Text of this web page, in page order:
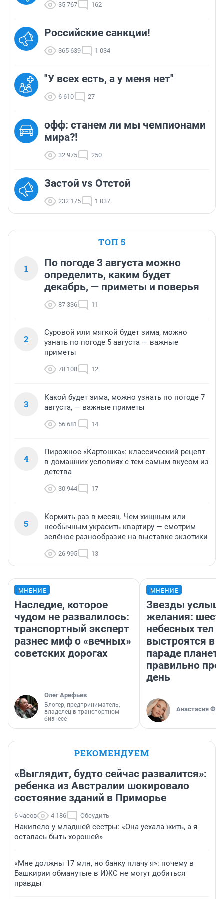
35 767 162
Российские санкции!
365 639 1 034
"У всех есть, а у меня нет"
6 610 27
офф: станем ли мы чемпионами
мира?!
32 975 250
Застой vs Отстой
232 175 1 037
ТОП 5
1
По погоде 3 августа можно
определить, каким будет
декабрь, — приметы и поверья
87 336 11
2
Суровой или мягкой будет зима, можно
узнать по погоде 5 августа — важные
приметы
78 108 12
3
Какой будет зима, можно узнать по погоде 7
августа, — важные приметы
56 681 14
4
Пирожное «Картошка»: классический рецепт
в домашних условиях с тем самым вкусом из
детства
30 944 17
5
Кормить раз в месяц. Чем хищным или
необычным украсить квартиру — смотрим
зелёное разнообразие на выставке экзотики
26 995 13
МНЕНИЕ
Наследие, которое
чудом не развалилось:
транспортный эксперт
разнес миф о «вечных»
советских дорогах
Олег Арефьев
Блогер, предприниматель,
владелец в транспортном
бизнесе
МНЕНИЕ
Звезды
желания:
небесных тел
выстроятся в
параде планет
правильно
день
Анастасия
РЕКОМЕНДУЕМ
«Выглядит, будто сейчас развалится»:
ребенка из Австралии шокировало
состояние зданий в Приморье
6 часов 4 186 Обсудить
Накипело у младшей сестры: «Она уехала жить, а я
осталась быть хорошей»
«Мне должны 17 млн, но банку плачу я»: почему в
Башкирии обманутые в ИЖС не могут добиться
правды